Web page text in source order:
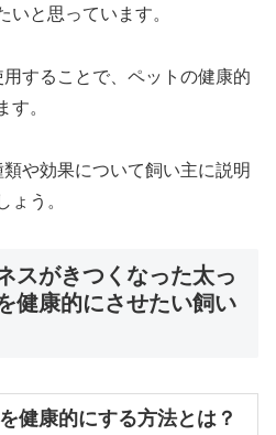
いと思っています。
することで、ペットの健康的
す。
や効果について飼い主に説明
ょう。
スがきつくなった太っ
健康的にさせたい飼い
健康的にする方法とは？